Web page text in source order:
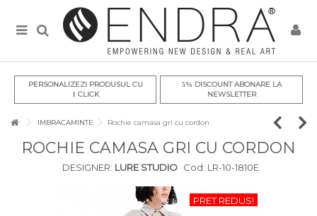
PERSONALIZEZI PRODUSUL CU
1CLICK
5% DISCOUNT ABONARE LA
NEWSLETTER
IMBRACAMINTE Rochie camasa gri cu cordon
ROCHIE CAMASA GRI CU CORDON
DESIGNER: LURE STUDIO Cod: LR-10-1810E
PRET REDUS!